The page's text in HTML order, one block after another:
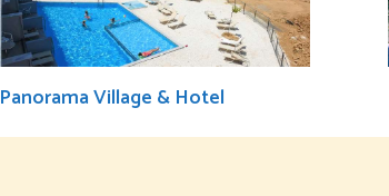
Panorama Village & Hotel